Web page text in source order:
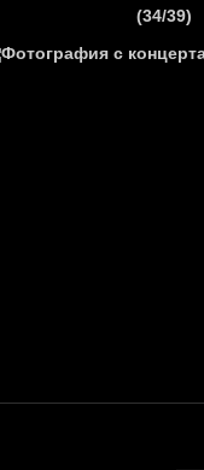
(34/39)